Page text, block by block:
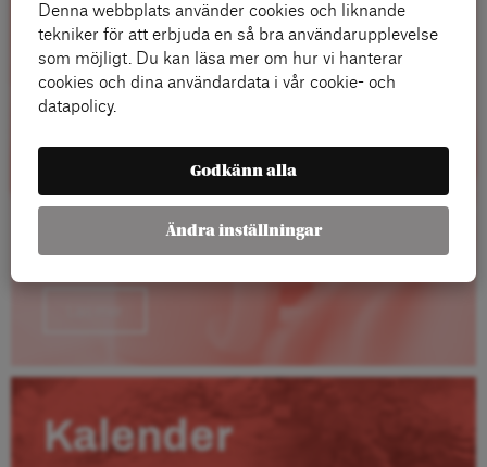
Kalender
Denna webbplats använder cookies och liknande
tekniker för att erbjuda en så bra användarupplevelse
som möjligt. Du kan läsa mer om hur vi hanterar
cookies och dina användardata i vår cookie- och
datapolicy.
Godkänn alla
Ändra inställningar